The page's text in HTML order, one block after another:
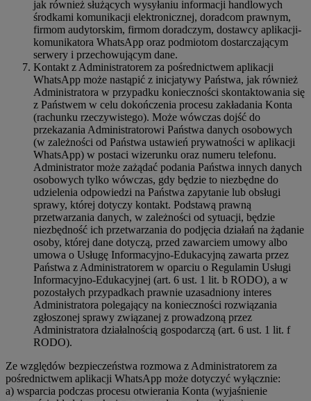
jak również służących wysyłaniu informacji handlowych
środkami komunikacji elektronicznej, doradcom prawnym,
firmom audytorskim, firmom doradczym, dostawcy aplikacji-
komunikatora WhatsApp oraz podmiotom dostarczającym
serwery i przechowującym dane.
Kontakt z Administratorem za pośrednictwem aplikacji
WhatsApp może nastąpić z inicjatywy Państwa, jak również
Administratora w przypadku konieczności skontaktowania się
z Państwem w celu dokończenia procesu zakładania Konta
(rachunku rzeczywistego). Może wówczas dojść do
przekazania Administratorowi Państwa danych osobowych
(w zależności od Państwa ustawień prywatności w aplikacji
WhatsApp) w postaci wizerunku oraz numeru telefonu.
Administrator może zażądać podania Państwa innych danych
osobowych tylko wówczas, gdy będzie to niezbędne do
udzielenia odpowiedzi na Państwa zapytanie lub obsługi
sprawy, której dotyczy kontakt. Podstawą prawną
przetwarzania danych, w zależności od sytuacji, będzie
niezbędność ich przetwarzania do podjęcia działań na żądanie
osoby, której dane dotyczą, przed zawarciem umowy albo
umowa o Usługę Informacyjno-Edukacyjną zawarta przez
Państwa z Administratorem w oparciu o Regulamin Usługi
Informacyjno-Edukacyjnej (art. 6 ust. 1 lit. b RODO), a w
pozostałych przypadkach prawnie uzasadniony interes
Administratora polegający na konieczności rozwiązania
zgłoszonej sprawy związanej z prowadzoną przez
Administratora działalnością gospodarczą (art. 6 ust. 1 lit. f
RODO).
Ze względów bezpieczeństwa rozmowa z Administratorem za
pośrednictwem aplikacji WhatsApp może dotyczyć wyłącznie:
a) wsparcia podczas procesu otwierania Konta (wyjaśnienie